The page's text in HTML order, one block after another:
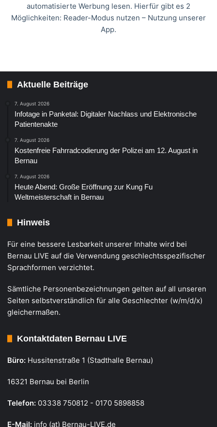
automatisierte Werbung lesen. Hierfür gibt es 2
Möglichkeiten: Reader-Modus nutzen – Nutzung unserer
App.
Aktuelle Beiträge
7. August 2026
Infotage in Panketal: Digitaler Nachlass und Elektronische
Patientenakte
7. August 2026
Kostenfreie Fahrradcodierung der Polizei am 12. August in
Bernau
7. August 2026
Heute Abend: Große Eröffnung zur Kung Fu
Weltmeisterschaft in Bernau
Hinweis
Für eine bessere Lesbarkeit unserer Inhalte wird bei
Bernau LIVE auf die Verwendung geschlechtsspezifischer
Sprachformen verzichtet.
Sämtliche Personenbezeichnungen gelten auf all unseren
Seiten selbstverständlich für alle Geschlechter (w/m/d/x)
gleichermaßen.
Kontaktdaten Bernau LIVE
Büro: Hussitenstraße 1 (Stadthalle Bernau)
16321 Bernau bei Berlin
Telefon: 03338 750812 - 0170 5898858
E-Mail: info (at) Bernau-LIVE.de